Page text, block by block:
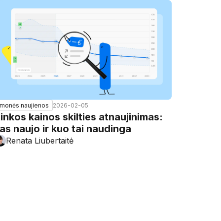
naujienos 2026-02-05
kainos skilties atnaujinimas:
naujo ir kuo tai naudinga
Renata Liubertaitė